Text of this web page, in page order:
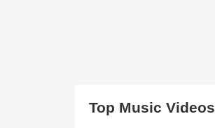
Top Music Videos